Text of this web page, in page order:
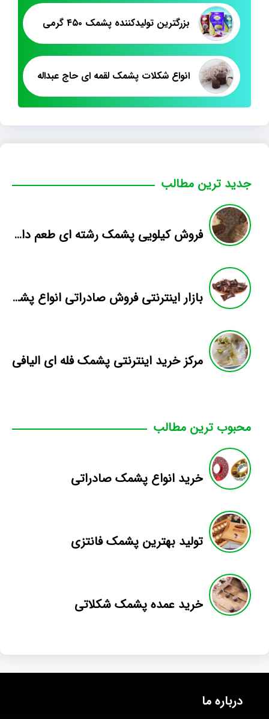
بزرگترین تولیدکننده پشمک ۴۵۰ گرمی
انواع شکلات پشمک لقمه ای حاج عبداله
جدید ترین مطالب
فروش کیلویی پشمک رشته ای طعم دار میوه
بازار اینترنتی فروش صادراتی انواع پشمک الیافی/شکلاتی
مرکز خرید اینترنتی پشمک فله ای الیافی
محبوب ترین مطالب
خرید انواع پشمک صادراتی
تولید بهترین پشمک فانتزی
خرید عمده پشمک شکلاتی
درباره ما